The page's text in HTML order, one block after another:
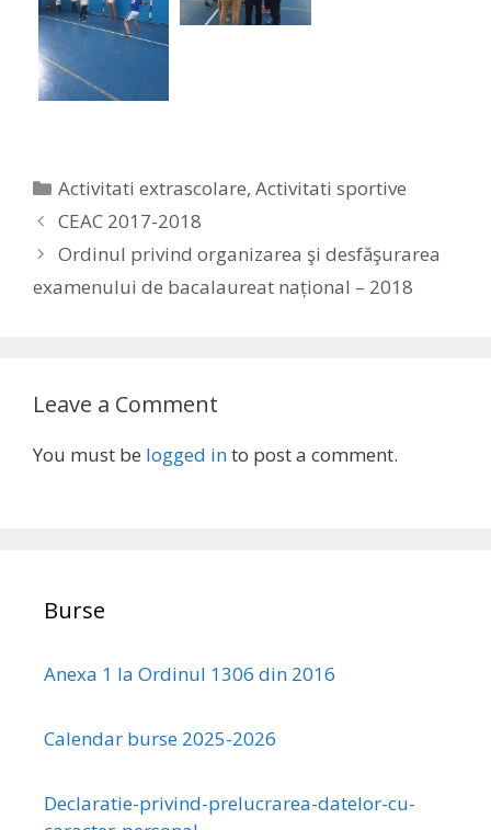
Categories
Activitati extrascolare,Activitati sportive
CEAC 2017-2018
Ordinul privind organizarea şi desfăşurarea
examenului de bacalaureat național – 2018
Leave a Comment
You must be logged into post a comment.
Burse
Anexa 1 la Ordinul 1306 din 2016
Calendar burse 2025-2026
Declaratie-privind-prelucrarea-datelor-cu-